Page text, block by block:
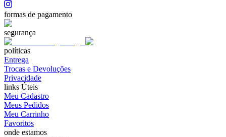
formas de pagamento
segurança
políticas
Entrega
Trocas e Devoluções
Privacidade
links Úteis
Meu Cadastro
Meus Pedidos
Meu Carrinho
Favoritos
onde estamos